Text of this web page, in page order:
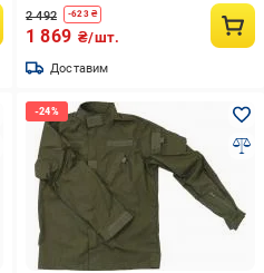
2 492 -623₴
1 869 ₴/шт.
Доставим